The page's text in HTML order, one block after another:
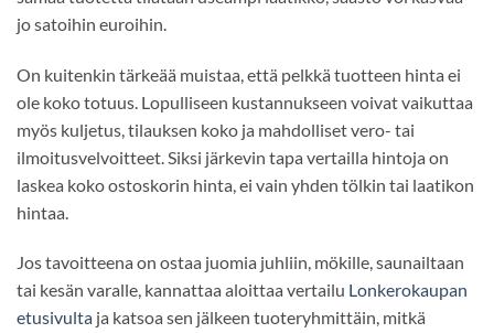
jo satoihin euroihin.
On kuitenkin tärkeää muistaa, että pelkkä tuotteen hinta ei
ole koko totuus. Lopulliseen kustannukseen voivat vaikuttaa
myös kuljetus, tilauksen koko ja mahdolliset vero- tai
ilmoitusvelvoitteet. Siksi järkevin tapa vertailla hintoja on
laskea koko ostoskorin hinta, ei vain yhden tölkin tai laatikon
hintaa.
Jos tavoitteena on ostaa juomia juhliin, mökille, saunailtaan
tai kesän varalle, kannattaa aloittaa vertailu Lonkerokaupan
etusivulta ja katsoa sen jälkeen tuoteryhmittäin, mitkä